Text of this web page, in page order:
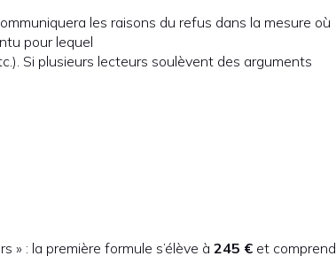
les raisons du refus dans la mesure où
pour lequel
Si plusieurs lecteurs soulèvent des arguments
» : la première formule s’élève à 245 € et comprend